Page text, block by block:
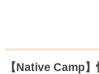
【Native Camp